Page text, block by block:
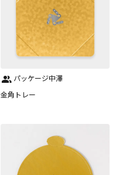
パッケージ中澤
金角トレー